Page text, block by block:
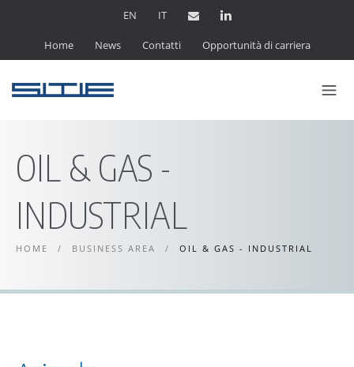
EN IT
Home News Contatti Opportunità di carriera
OIL & GAS -
INDUSTRIAL
HOME / BUSINESS AREA / OIL & GAS - INDUSTRIAL